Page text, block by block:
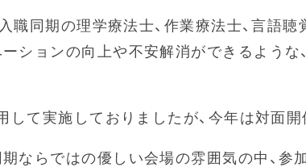
入職同期の理学療法士、作業療法士、言
ーションの向上や不安解消ができるよう
して実施しておりましたが、今年は対面開
ならではの優しい会場の雰囲気の中、参